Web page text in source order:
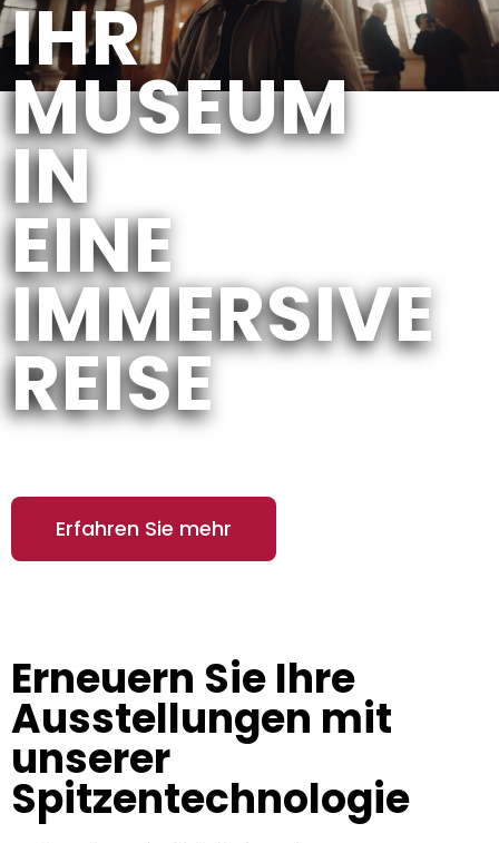
IHR
MUSEUM
IN
EINE
IMMERSIVE
REISE
Erfahren Sie mehr
Erneuern Sie Ihre
Ausstellungen mit
unserer
Spitzentechnologie